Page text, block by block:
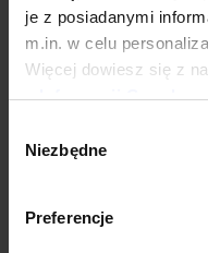
je z posiadanymi
m.in. w celu
Więcej dowiesz się z
zInformacji Google o
zgody
Niezbędne
Preferencje
oświetlenie
wykonanie w
dodatkowa
odpowiednich opcji przed
przypadku
Najwyższa jakość